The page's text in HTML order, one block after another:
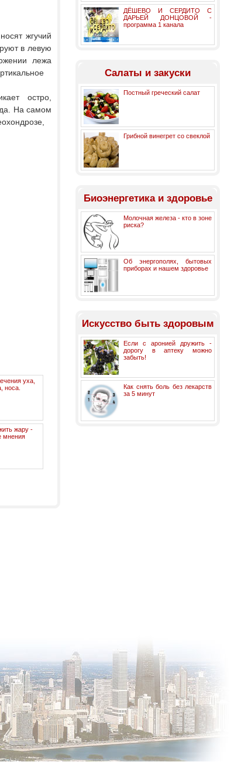
жгучий
в левую
лежа
остро,
На самом
уха,
носа.
жару -
мнения
ДЁШЕВО И СЕРДИТО С
ДАРЬЕЙ ДОНЦОВОЙ -
программа 1 канала
Салаты и закуски
Постный греческий салат
Грибной винегрет со свеклой
Биоэнергетика и здоровье
Молочная железа - кто в зоне
риска?
Об энергополях, бытовых
приборах и нашем здоровье
Искусство быть здоровым
Если с аронией дружить -
дорогу в аптеку можно
забыть!
Как снять боль без лекарств
за 5 минут